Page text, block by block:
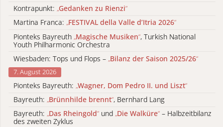
Kontrapunkt: „Gedanken zu Rienzi“
Martina Franca: „FESTIVAL della Valle d’Itria 2026“
Pionteks Bayreuth „Magische Musiken“, Turkish National
Youth Philharmonic Orchestra
Wiesbaden: Tops und Flops – „Bilanz der Saison 2025/26“
7. August 2026
Pionteks Bayreuth: „Wagner, Dom Pedro II. und Liszt“
Bayreuth: „Brünnhilde brennt“, Bernhard Lang
Bayreuth: „Das Rheingold“ und „Die Walküre“ – Halbzeitbilanz
des zweiten Zyklus